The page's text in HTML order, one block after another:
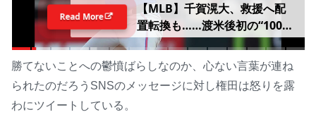
【MLB】千賀滉大、救援へ配
置転換も……渡米後初の“100マ
イル超え” 指揮官は勝ちパタ
ーンでの起用を明言「終盤を任
せる投手として通用する」
Read More
勝てないことへの鬱憤ばらしなのか、心ない言葉が連ね
られたのだろうSNSのメッセージに対し権田は怒りを露
わにツイートしている。